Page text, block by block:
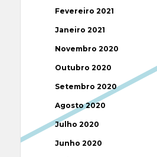
Fevereiro 2021
Janeiro 2021
Novembro 2020
Outubro 2020
Setembro 2020
Agosto 2020
Julho 2020
Junho 2020